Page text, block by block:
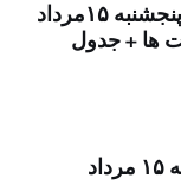
قیمت طلا و سکه امروز پنجشنبه ۱۵مرداد